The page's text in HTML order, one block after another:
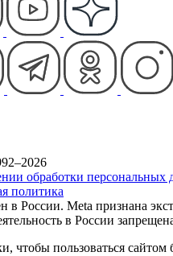
обработки персональных
политика
в России. Meta признана
в России
чтобы пользоваться сайтом